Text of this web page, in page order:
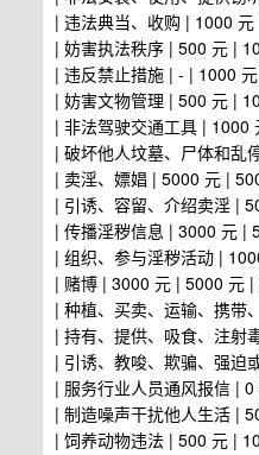
| 违法典当、收购 | 1000
| 妨害执法秩序 | 500 元 |
| 违反禁止措施 | - | 1000
| 妨害文物管理 | 500 元 |
| 非法驾驶交通工具 |
| 破坏他人坟墓、尸体和乱
| 卖淫、嫖娼 | 5000 元 |
| 引诱、容留、介绍卖淫 |
| 传播淫秽信息 | 3000 元 |
| 组织、参与淫秽活动 |
| 赌博 | 3000 元 | 5000 元
| 种植、买卖、运输、携带
| 持有、提供、吸食、注射
| 引诱、教唆、欺骗、强迫
| 服务行业人员通风报信 |
| 制造噪声干扰他人生活 |
| 饲养动物违法 | 500 元 |